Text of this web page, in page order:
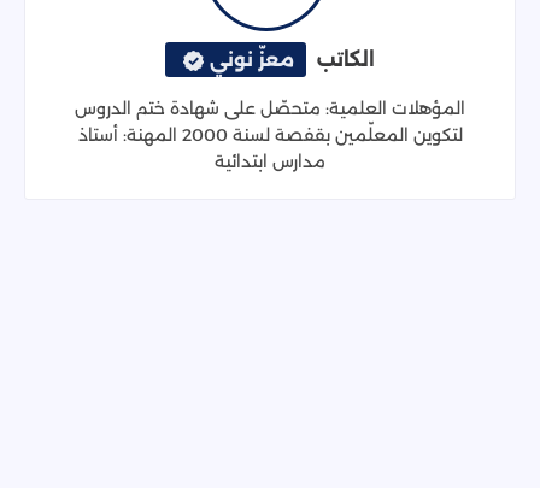
الكاتب معزّ نوني
المؤهلات العلمية: متحصّل على شهادة ختم الدروس
لتكوين المعلّمين بقفصة لسنة 2000 المهنة: أستاذ
مدارس ابتدائية